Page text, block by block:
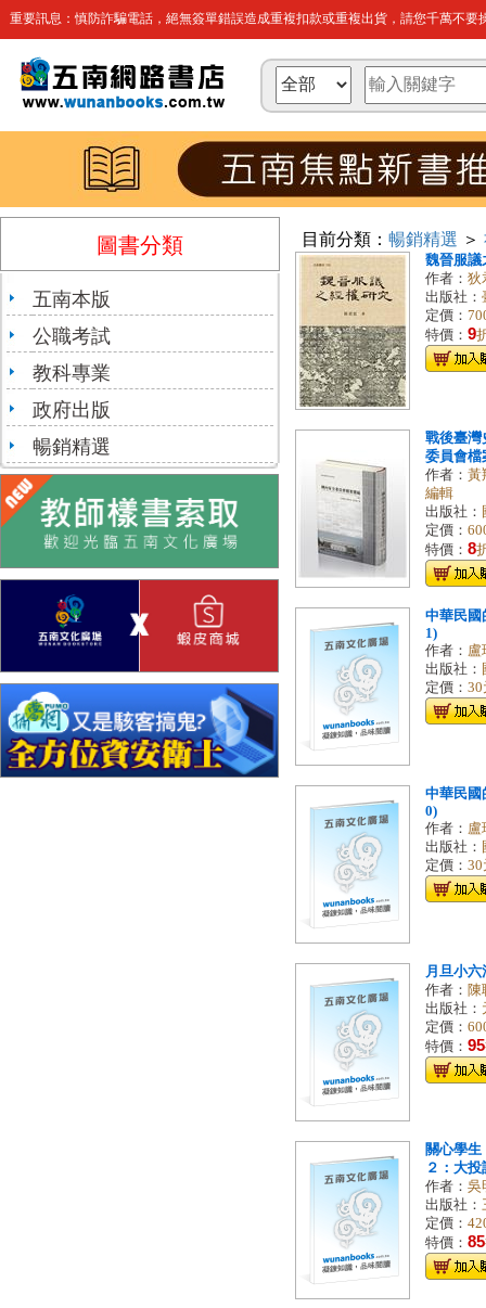
重要訊息：慎防詐騙電話，絕無簽單錯誤造成重複扣款或重複出貨，請您千萬不要
圖書分類
五南本版
公職考試
教科專業
政府出版
暢銷精選
目前分類： 暢銷精選 ＞
魏晉服議
作者： 狄
出版社：
定價：
特價： 9
戰後臺灣
委員會檔
作者： 黃
編輯
出版社：
定價：
特價： 8
中華民國
1)
作者： 盧
出版社：
定價： 30
中華民國
0)
作者： 盧
出版社：
定價： 30
月旦小六
作者： 陳
出版社：
定價：
特價： 95
關心學
２：大
作者： 吳
出版社：
定價：
特價： 85